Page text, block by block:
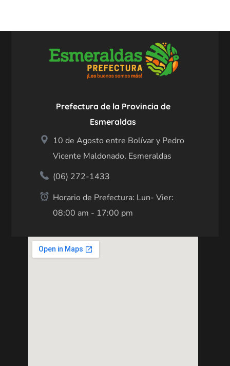
Prefectura de la Provincia de
Esmeraldas
10 de Agosto entre Bolívar y Pedro
Vicente Maldonado, Esmeraldas
(06) 272-1433
Horario de Prefectura: Lun- Vier:
08:00 am - 17:00 pm